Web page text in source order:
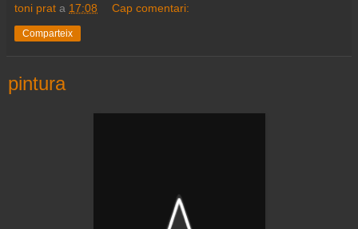
toni prat a 17:08 Cap comentari:
Comparteix
pintura